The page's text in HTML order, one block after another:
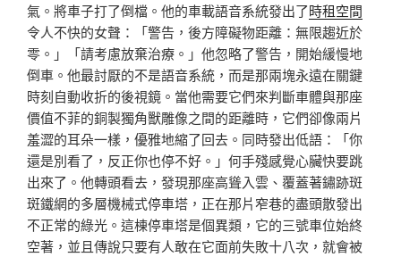
氣。將車子打了倒檔。他的車載語音系統發出了時租空間
令人不快的女聲：「警告，後方障礙物距離：無限趨近於
零。」「請考慮放棄治療。」他忽略了警告，開始緩慢地
倒車。他最討厭的不是語音系統，而是那兩塊永遠在關鍵
時刻自動收折的後視鏡。當他需要它們來判斷車體與那座
價值不菲的銅製獨角獸雕像之間的距離時，它們卻像兩片
羞澀的耳朵一樣，優雅地縮了回去。同時發出低語：「你
還是別看了，反正你也停不好。」何手殘感覺心臟快要跳
出來了。他轉頭看去，發現那座高聳入雲、覆蓋著鏽跡斑
斑鐵網的多層機械式停車塔，正在那片窄巷的盡頭散發出
不正常的綠光。這棟停車塔是個異類，它的三號車位始終
空著，並且傳說只要有人敢在它面前失敗十八次，就會被